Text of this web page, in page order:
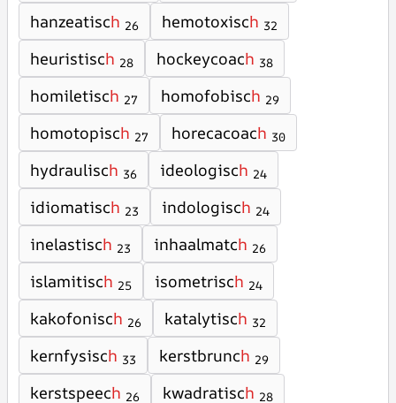
hanzeatisch 26 hemotoxisch 32
heuristisch 28 hockeycoach 38
homiletisch 27 homofobisch 29
homotopisch 27 horecacoach 30
hydraulisch 36 ideologisch 24
idiomatisch 23 indologisch 24
inelastisch 23 inhaalmatch 26
islamitisch 25 isometrisch 24
kakofonisch 26 katalytisch 32
kernfysisch 33 kerstbrunch 29
kerstspeech 26 kwadratisch 28